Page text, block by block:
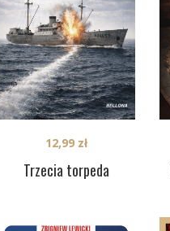
Trzecia torpeda
12,99 zł